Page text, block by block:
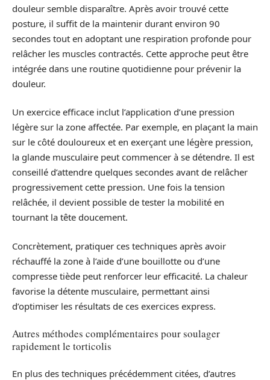
douleur semble disparaître. Après avoir trouvé cette
posture, il suffit de la maintenir durant environ 90
secondes tout en adoptant une respiration profonde pour
relâcher les muscles contractés. Cette approche peut être
intégrée dans une routine quotidienne pour prévenir la
douleur.
Un exercice efficace inclut l’application d’une pression
légère sur la zone affectée. Par exemple, en plaçant la main
sur le côté douloureux et en exerçant une légère pression,
la glande musculaire peut commencer à se détendre. Il est
conseillé d’attendre quelques secondes avant de relâcher
progressivement cette pression. Une fois la tension
relâchée, il devient possible de tester la mobilité en
tournant la tête doucement.
Concrètement, pratiquer ces techniques après avoir
réchauffé la zone à l’aide d’une bouillotte ou d’une
compresse tiède peut renforcer leur efficacité. La chaleur
favorise la détente musculaire, permettant ainsi
d’optimiser les résultats de ces exercices express.
Autres méthodes complémentaires pour soulager
rapidement le torticolis
En plus des techniques précédemment citées, d’autres